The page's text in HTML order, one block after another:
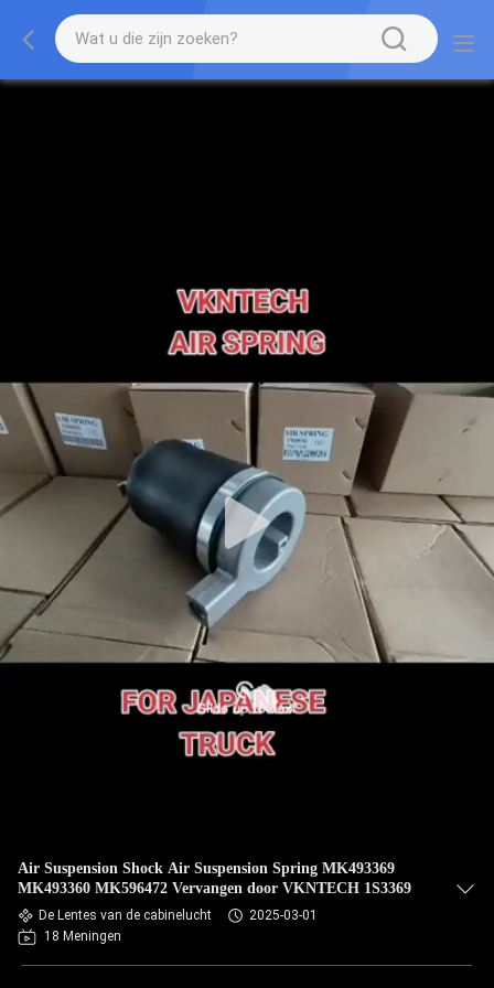
Air Suspension Shock Air Suspension Spring MK493369
MK493360 MK596472 Vervangen door VKNTECH 1S3369
De Lentes van de cabinelucht
2025-03-01
18 Meningen